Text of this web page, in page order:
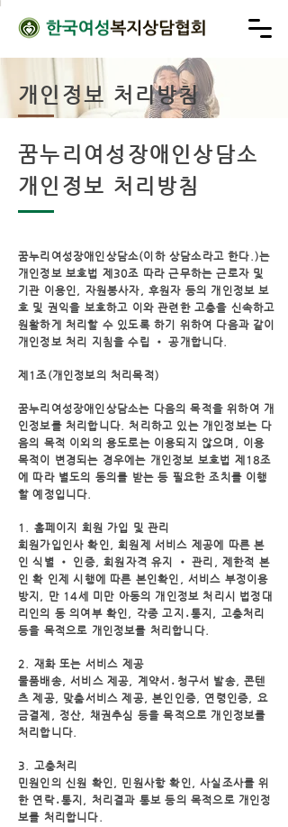
개인정보 처리방침
꿈누리여성장애인상담소
개인정보 처리방침
꿈누리여성장애인상담소(이하 상담소라고 한다.)는
개인정보 보호법 제30조 따라 근무하는 근로자 및
기관 이용인, 자원봉사자, 후원자 등의 개인정보 보
호 및 권익을 보호하고 이와 관련한 고충을 신속하고
원활하게 처리할 수 있도록 하기 위하여 다음과 같이
개인정보 처리 지침을 수립 • 공개합니다.
제1조(개인정보의 처리목적)
꿈누리여성장애인상담소는 다음의 목적을 위하여 개
인정보를 처리합니다. 처리하고 있는 개인정보는 다
음의 목적 이외의 용도로는 이용되지 않으며, 이용
목적이 변경되는 경우에는 개인정보 보호법 제18조
에 따라 별도의 동의를 받는 등 필요한 조치를 이행
할 예정입니다.
1. 홈페이지 회원 가입 및 관리
회원가입인사 확인, 회원제 서비스 제공에 따른 본
인 식별 • 인증, 회원자격 유지 • 관리, 제한적 본
인 확 인제 시행에 따른 본인확인, 서비스 부정이용
방지, 만 14세 미만 아동의 개인정보 처리시 법정대
리인의 동 의여부 확인, 각종 고지․통지, 고충처리
등을 목적으로 개인정보를 처리합니다.
2. 재화 또는 서비스 제공
물품배송, 서비스 제공, 계약서․청구서 발송, 콘텐
츠 제공, 맞춤서비스 제공, 본인인증, 연령인증, 요
금결제, 정산, 채권추심 등을 목적으로 개인정보를
처리합니다.
3. 고충처리
민원인의 신원 확인, 민원사항 확인, 사실조사를 위
한 연락․통지, 처리결과 통보 등의 목적으로 개인정
보를 처리합니다.